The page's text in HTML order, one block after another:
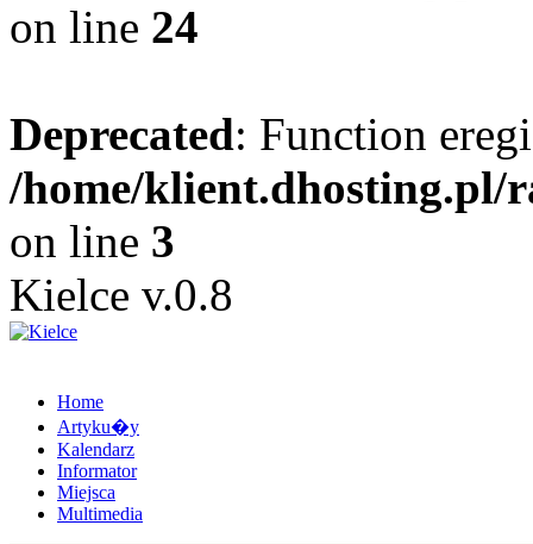
on line 24
Deprecated: Function
/home/klient.dhosting.pl/
on line 3
Kielce v.0.8
Home
Artyku�y
Kalendarz
Informator
Miejsca
Multimedia